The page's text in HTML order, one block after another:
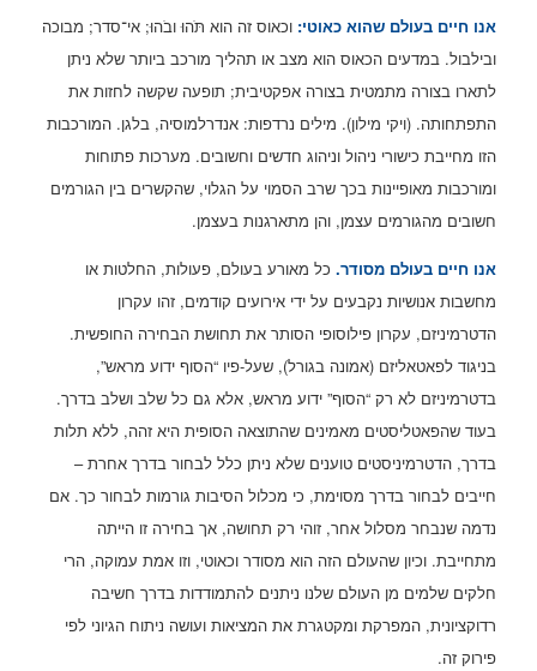
אנו חיים בעולם שהוא כאוטי: וכאוס זה הוא תֹּהוּ ובֹהוּ; אי־סדר; מבוכה
ובילבול. במדעים הכאוס הוא מצב או תהליך מורכב ביותר שלא ניתן
לתארו בצורה מתמטית בצורה אפקטיבית; תופעה שקשה לחזות את
התפתחותה. (ויקי מילון). מילים נרדפות: אנדרלמוסיה, בלגן. המורכבות
הזו מחייבת כישורי ניהול וניהוג חדשים וחשובים. מערכות פתוחות
ומורכבות מאופיינות בכך שרב הסמוי על הגלוי, שהקשרים בין הגורמים
חשובים מהגורמים עצמן, והן מתארגנות בעצמן.
אנו חיים בעולם מסודר.כל מאורע בעולם, פעולות, החלטות או
מחשבות אנושיות נקבעים על ידי אירועים קודמים, זהו עקרון
הדטרמיניזם, עקרון פילוסופי הסותר את תחושת הבחירה החופשית.
בניגוד לפאטאליזם (אמונה בגורל), שעל-פיו “הסוף ידוע מראש”,
בדטרמיניזם לא רק “הסוף” ידוע מראש, אלא גם כל שלב ושלב בדרך.
בעוד שהפאטליסטים מאמינים שהתוצאה הסופית היא זהה, ללא תלות
בדרך, הדטרמיניסטים טוענים שלא ניתן כלל לבחור בדרך אחרת –
חייבים לבחור בדרך מסוימת, כי מכלול הסיבות גורמות לבחור כך. אם
נדמה שנבחר מסלול אחר, זוהי רק תחושה, אך בחירה זו הייתה
מתחייבת. וכיון שהעולם הזה הוא מסודר וכאוטי, וזו אמת עמוקה, הרי
חלקים שלמים מן העולם שלנו ניתנים להתמודדות בדרך חשיבה
רדוקציונית, המפרקת ומקטגרת את המציאות ועושה ניתוח הגיוני לפי
פירוק זה.